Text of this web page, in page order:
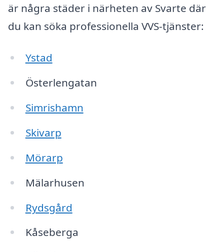
är några städer i närheten av Svarte där
du kan söka professionella VVS-tjänster:
Ystad
Österlengatan
Simrishamn
Skivarp
Mörarp
Mälarhusen
Rydsgård
Kåseberga